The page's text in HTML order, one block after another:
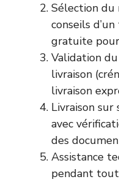
Sélection du
conseils
gratuite
Validation
livraison
livraison
Livraison
avec
des
Assistance
pendant